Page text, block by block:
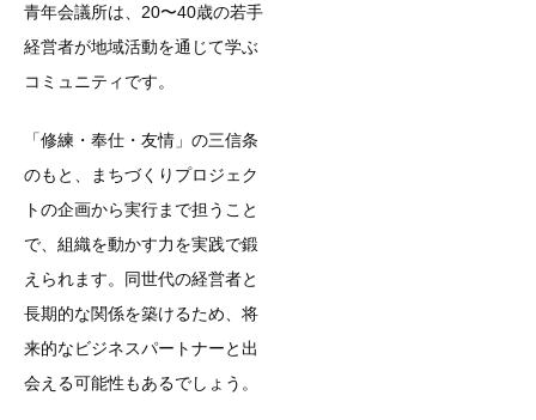
青年会議所は、20〜40歳の若手
経営者が地域活動を通じて学ぶ
コミュニティです。
「修練・奉仕・友情」の三信条
のもと、まちづくりプロジェク
トの企画から実行まで担うこと
で、組織を動かす力を実践で鍛
えられます。同世代の経営者と
長期的な関係を築けるため、将
来的なビジネスパートナーと出
会える可能性もあるでしょう。